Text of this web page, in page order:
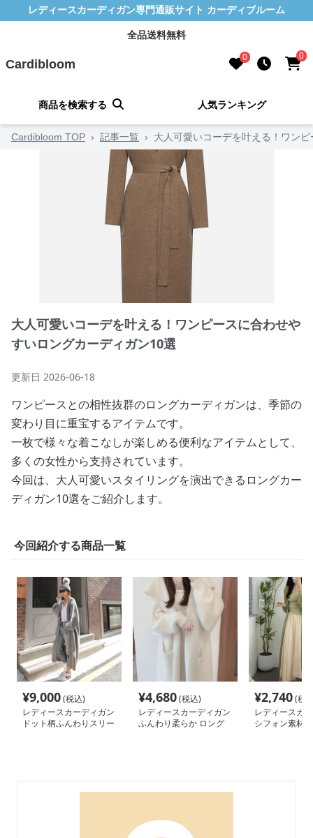
レディースカーディガン専門通販サイト カーディブルーム
全品送料無料
Cardibloom 0 0
商品を検索する 人気ランキング
Cardibloom TOP › 記事一覧 › 大人可愛いコーデを叶える！ワン
大人可愛いコーデを叶える！ワンピースに合わせや
すいロングカーディガン10選
更新日 2026-06-18
ワンピースとの相性抜群のロングカーディガンは、季節の
変わり目に重宝するアイテムです。
一枚で様々な着こなしが楽しめる便利なアイテムとして、
多くの女性から支持されています。
今回は、大人可愛いスタイリングを演出できるロングカー
ディガン10選をご紹介します。
今回紹介する商品一覧
¥9,000(税込)
レディースカーディガン
ドット柄ふんわりスリー
¥4,680(税込)
レディースカーディガン
ふんわり柔らか ロング
¥2,740(税
レディースカ
シフォン素材